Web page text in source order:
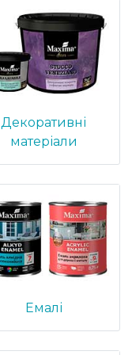
Декоративні
матеріали
Емалі